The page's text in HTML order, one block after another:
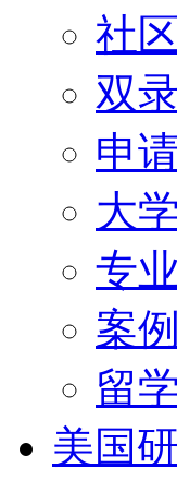
社
双
申
大
专
案
留
美国